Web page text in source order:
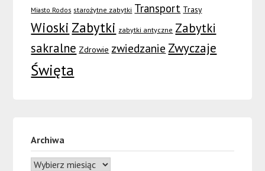
Miasto Rodos starożytne zabytki Transport Trasy
Wioski Zabytki zabytki antyczne Zabytki
sakralne Zdrowie zwiedzanie Zwyczaje
Święta
Archiwa